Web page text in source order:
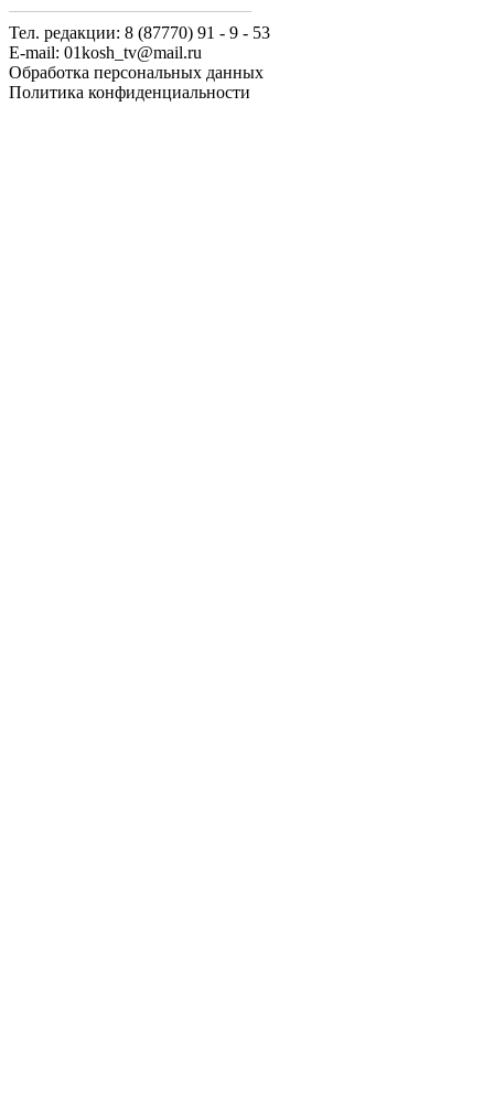
Тел. редакции: 8 (87770) 91 - 9 - 53
E-mail: 01kosh_tv@mail.ru
Обработка персональных данных
Политика конфиденциальности